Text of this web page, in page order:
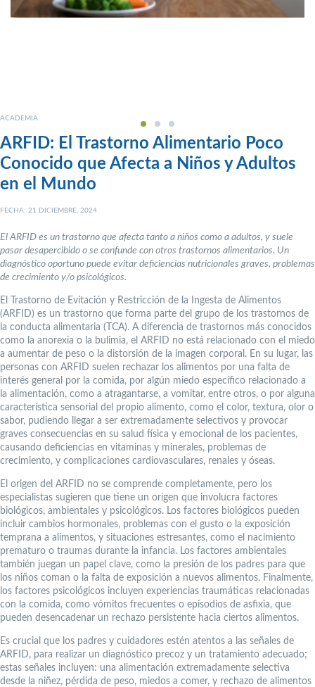
ACADEMIA
ARFID: El Trastorno Alimentario Poco
Conocido que Afecta a Niños y Adultos
en el Mundo
FECHA: 21 DICIEMBRE, 2024
El ARFID es un trastorno que afecta tanto a niños como a adultos, y suele
pasar desapercibido o se confunde con otros trastornos alimentarios. Un
diagnóstico oportuno puede evitar deficiencias nutricionales graves, problemas
de crecimiento y/o psicológicos.
El Trastorno de Evitación y Restricción de la Ingesta de Alimentos
(ARFID) es un trastorno que forma parte del grupo de los trastornos de
la conducta alimentaria (TCA). A diferencia de trastornos más conocidos
como la anorexia o la bulimia, el ARFID no está relacionado con el miedo
a aumentar de peso o la distorsión de la imagen corporal. En su lugar, las
personas con ARFID suelen rechazar los alimentos por una falta de
interés general por la comida, por algún miedo específico relacionado a
la alimentación, como a atragantarse, a vomitar, entre otros, o por alguna
característica sensorial del propio alimento, como el color, textura, olor o
sabor, pudiendo llegar a ser extremadamente selectivos y provocar
graves consecuencias en su salud física y emocional de los pacientes,
causando deficiencias en vitaminas y minerales, problemas de
crecimiento, y complicaciones cardiovasculares, renales y óseas.
El origen del ARFID no se comprende completamente, pero los
especialistas sugieren que tiene un origen que involucra factores
biológicos, ambientales y psicológicos. Los factores biológicos pueden
incluir cambios hormonales, problemas con el gusto o la exposición
temprana a alimentos, y situaciones estresantes, como el nacimiento
prematuro o traumas durante la infancia. Los factores ambientales
también juegan un papel clave, como la presión de los padres para que
los niños coman o la falta de exposición a nuevos alimentos. Finalmente,
los factores psicológicos incluyen experiencias traumáticas relacionadas
con la comida, como vómitos frecuentes o episodios de asfixia, que
pueden desencadenar un rechazo persistente hacia ciertos alimentos.
Es crucial que los padres y cuidadores estén atentos a las señales de
ARFID, para realizar un diagnóstico precoz y un tratamiento adecuado;
estas señales incluyen: una alimentación extremadamente selectiva
desde la niñez, pérdida de peso, miedos a comer, y rechazo de alimentos